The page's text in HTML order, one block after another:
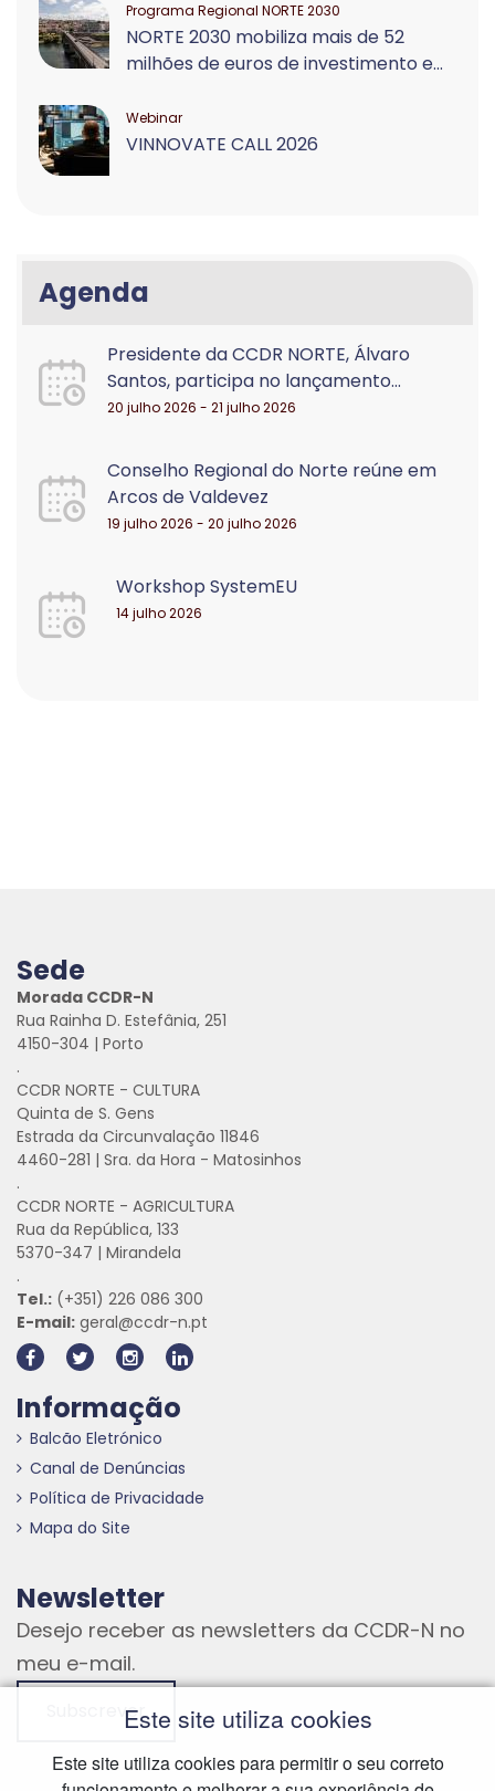
Programa Regional NORTE 2030
NORTE 2030 mobiliza mais de 52
milhões de euros de investimento e...
Webinar
VINNOVATE CALL 2026
Agenda
Presidente da CCDR NORTE, Álvaro
Santos, participa no lançamento...
20 julho 2026 - 21 julho 2026
Conselho Regional do Norte reúne em
Arcos de Valdevez
19 julho 2026 - 20 julho 2026
Workshop SystemEU
14 julho 2026
Sede
Morada CCDR-N
Rua Rainha D. Estefânia, 251
4150-304 | Porto
.
CCDR NORTE - CULTURA
Quinta de S. Gens
Estrada da Circunvalação 11846
4460-281 | Sra. da Hora - Matosinhos
.
CCDR NORTE - AGRICULTURA
Rua da República, 133
5370-347 | Mirandela
.
Tel.: (+351) 226 086 300
E-mail: geral@ccdr-n.pt
Informação
Balcão Eletrónico
Canal de Denúncias
Política de Privacidade
Mapa do Site
Newsletter
Desejo receber as newsletters da CCDR-N no
meu e-mail.
SubscreverEste site utiliza cookies
Este site utiliza cookies para permitir o seu correto